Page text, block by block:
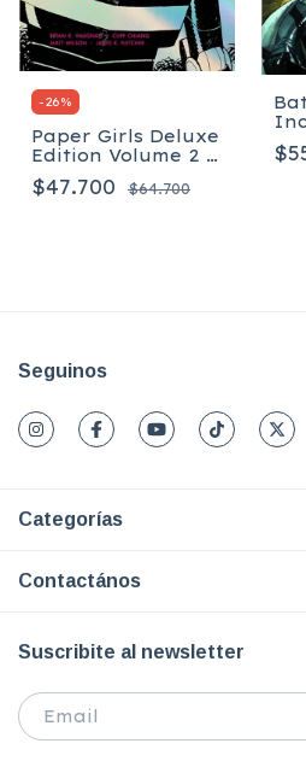
-26%
Paper Girls Deluxe
Edition Volume 2 -
Tapa dura
$47.700 $64.700
Seguinos
Categorías
Contactános
Suscribite al newsletter